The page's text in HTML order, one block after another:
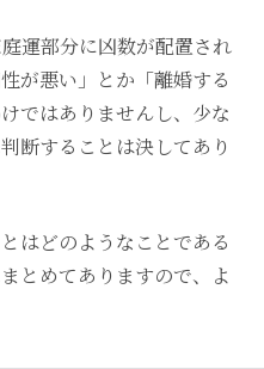
運部分に凶数が配置され
が悪い」とか「離婚する
ではありませんし、少な
断することは決してあり
はどのようなことである
とめてありますので、よ